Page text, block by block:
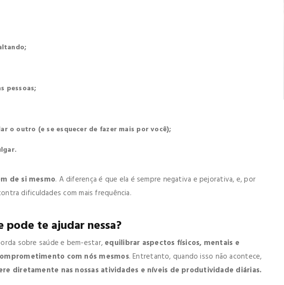
pessoas;
o outro (e se esquecer de fazer mais por você);
de si mesmo. A diferença é que ela é sempre negativa e pejorativa, e, por
dificuldades com mais frequência.
te ajudar nessa?
sobre saúde e bem-estar, equilibrar aspectos físicos, mentais e
com nós mesmos. Entretanto, quando isso não acontece,
diretamente nas nossas atividades e níveis de produtividade diárias.